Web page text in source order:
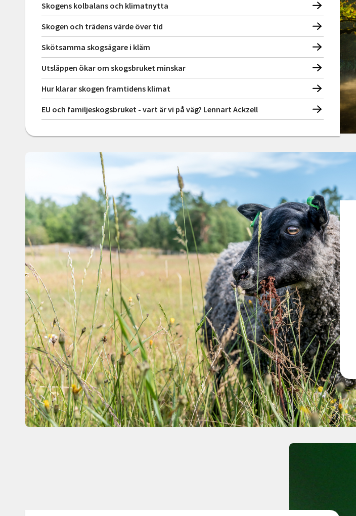
Skogens kolbalans och klimatnytta
Skogen och trädens värde över tid
Skötsamma skogsägare i kläm
Utsläppen ökar om skogsbruket minskar
Hur klarar skogen framtidens klimat
EU och familjeskogsbruket - vart är vi på väg? Lennart Ackzell